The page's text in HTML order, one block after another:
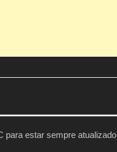
para estar sempre atualizado